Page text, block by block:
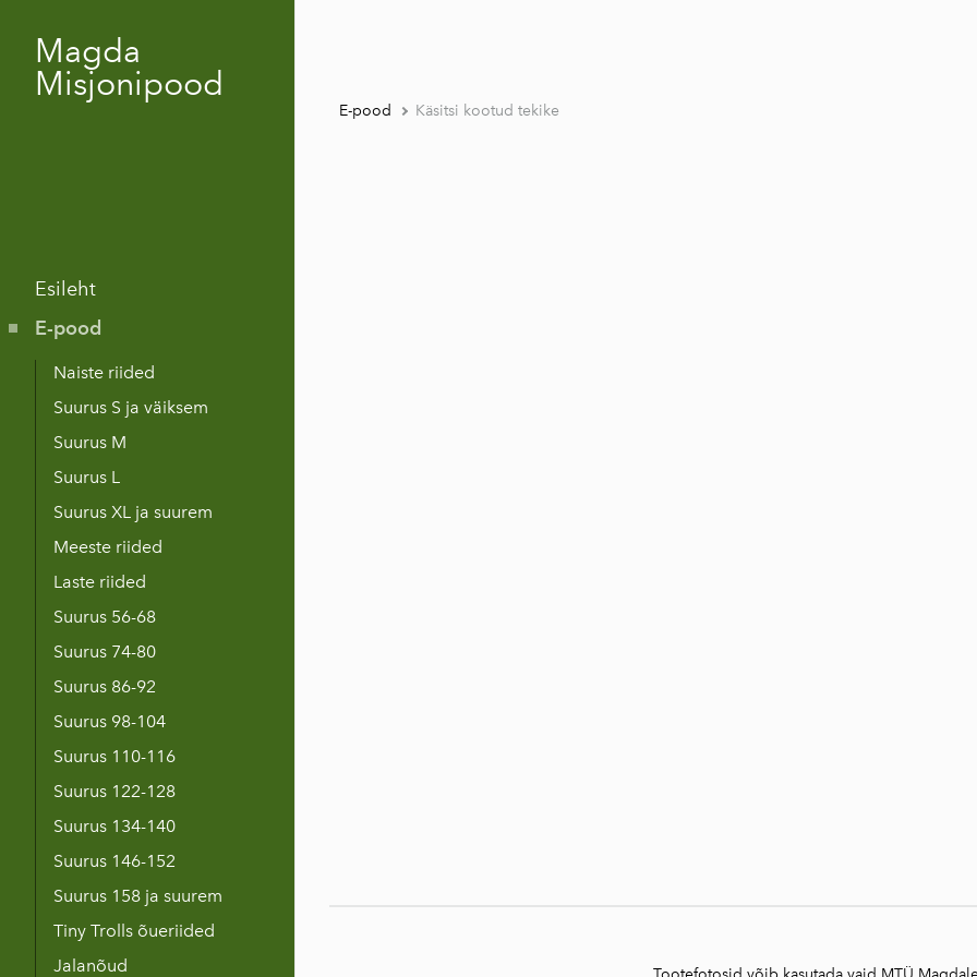
Magda
Misjonipood
Esileht
E-pood
Naiste riided
Suurus S ja väiksem
Suurus M
Suurus L
Suurus XL ja suurem
Meeste riided
Laste riided
Suurus 56-68
Suurus 74-80
Suurus 86-92
Suurus 98-104
Suurus 110-116
Suurus 122-128
Suurus 134-140
Suurus 146-152
Suurus 158 ja suurem
Tiny Trolls õueriided
Jalanõud
E-pood Käsitsi kootud tekike